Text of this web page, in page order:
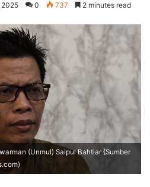
2025 0 737 2 minutes read
(Unmul) Saipul Bahtiar {Sumber